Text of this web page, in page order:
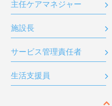
主任ケアマネジャー
施設長
サービス管理責任者
生活支援員